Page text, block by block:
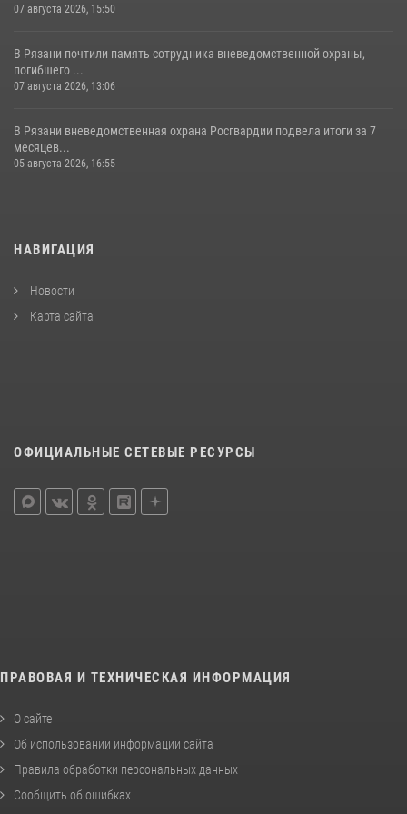
07 августа 2026, 15:50
В Рязани почтили память сотрудника вневедомственной охраны,
погибшего ...
07 августа 2026, 13:06
В Рязани вневедомственная охрана Росгвардии подвела итоги за 7
месяцев...
05 августа 2026, 16:55
НАВИГАЦИЯ
Новости
Карта сайта
ОФИЦИАЛЬНЫЕ СЕТЕВЫЕ РЕСУРСЫ
ПРАВОВАЯ И ТЕХНИЧЕСКАЯ ИНФОРМАЦИЯ
О сайте
Об использовании информации сайта
Правила обработки персональных данных
Сообщить об ошибках